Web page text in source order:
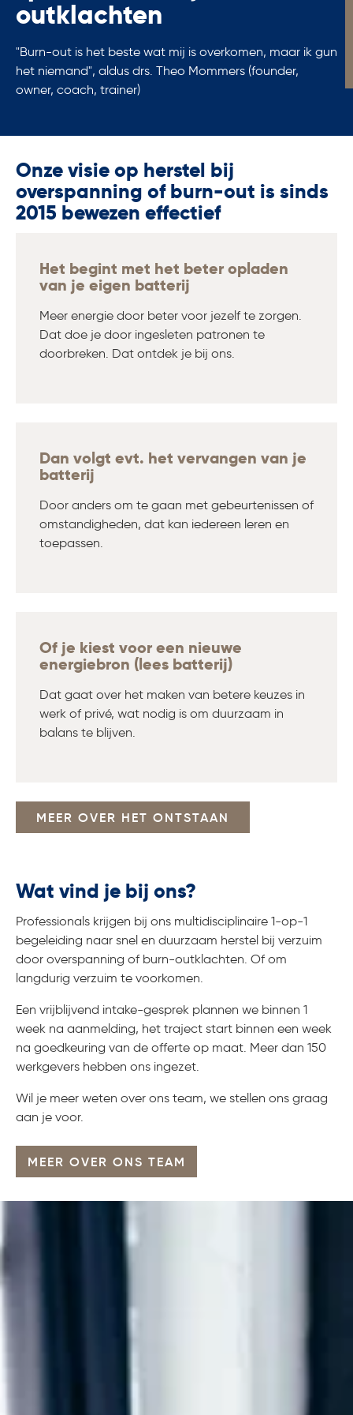
outklachten
"Burn-out is het beste wat mij is overkomen, maar ik gun
het niemand", aldus drs. Theo Mommers (founder,
owner, coach, trainer)
Onze visie op herstel bij
overspanning of burn-out is sinds
2015 bewezen effectief
Het begint met het beter opladen
van je eigen batterij
Meer energie door beter voor jezelf te zorgen.
Dat doe je door ingesleten patronen te
doorbreken. Dat ontdek je bij ons.
Dan volgt evt. het vervangen van je
batterij
Door anders om te gaan met gebeurtenissen of
omstandigheden, dat kan iedereen leren en
toepassen.
Of je kiest voor een nieuwe
energiebron (lees batterij)
Dat gaat over het maken van betere keuzes in
werk of privé, wat nodig is om duurzaam in
balans te blijven.
MEER OVER HET ONTSTAAN
Wat vind je bij ons?
Professionals krijgen bij ons multidisciplinaire 1-op-1
begeleiding naar snel en duurzaam herstel bij verzuim
door overspanning of burn-outklachten. Of om
langdurig verzuim te voorkomen.
Een vrijblijvend intake-gesprek plannen we binnen 1
week na aanmelding, het traject start binnen een week
na goedkeuring van de offerte op maat. Meer dan 150
werkgevers hebben ons ingezet.
Wil je meer weten over ons team, we stellen ons graag
aan je voor.
MEER OVER ONS TEAM